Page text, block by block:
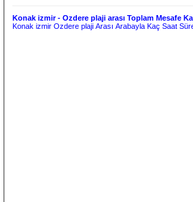
Konak izmir - Ozdere plaji arası Toplam Mesafe
Konak izmir Ozdere plaji Arası Arabayla Kaç Saat